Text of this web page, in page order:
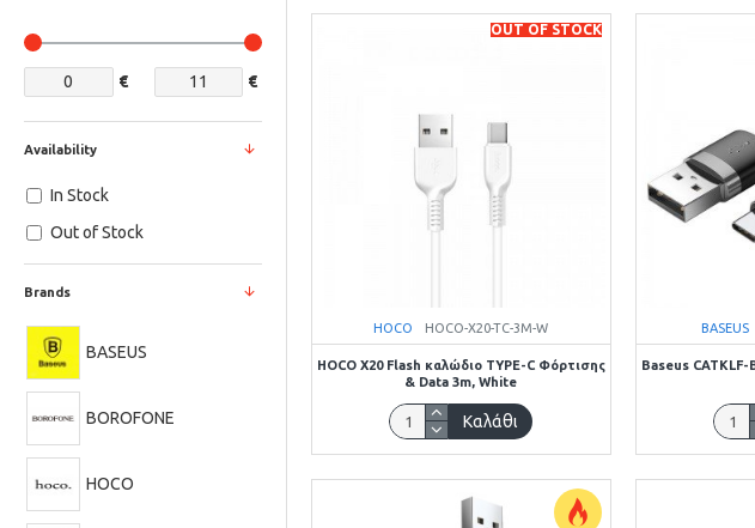
€ €
Brands
BASEUS
BOROFONE
HOCO
Availability
In Stock
Out of Stock
OUT OF STOCK
HOCO HOCO-X20-TC-3M-W
HOCO X20 Flash καλώδιο TYPE-C Φόρτισης
& Data 3m, White
Καλάθι
BASEUS
Baseus